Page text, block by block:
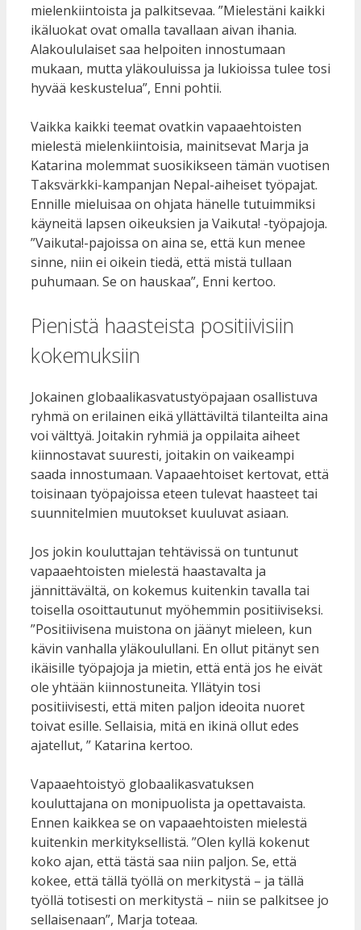
mielenkiintoista ja palkitsevaa. ”Mielestäni kaikki
ikäluokat ovat omalla tavallaan aivan ihania.
Alakoululaiset saa helpoiten innostumaan
mukaan, mutta yläkouluissa ja lukioissa tulee tosi
hyvää keskustelua”, Enni pohtii.
Vaikka kaikki teemat ovatkin vapaaehtoisten
mielestä mielenkiintoisia, mainitsevat Marja ja
Katarina molemmat suosikikseen tämän vuotisen
Taksvärkki-kampanjan Nepal-aiheiset työpajat.
Ennille mieluisaa on ohjata hänelle tutuimmiksi
käyneitä lapsen oikeuksien ja Vaikuta! -työpajoja.
”Vaikuta!-pajoissa on aina se, että kun menee
sinne, niin ei oikein tiedä, että mistä tullaan
puhumaan. Se on hauskaa”, Enni kertoo.
Pienistä haasteista positiivisiin
kokemuksiin
Jokainen globaalikasvatustyöpajaan osallistuva
ryhmä on erilainen eikä yllättäviltä tilanteilta aina
voi välttyä. Joitakin ryhmiä ja oppilaita aiheet
kiinnostavat suuresti, joitakin on vaikeampi
saada innostumaan. Vapaaehtoiset kertovat, että
toisinaan työpajoissa eteen tulevat haasteet tai
suunnitelmien muutokset kuuluvat asiaan.
Jos jokin kouluttajan tehtävissä on tuntunut
vapaaehtoisten mielestä haastavalta ja
jännittävältä, on kokemus kuitenkin tavalla tai
toisella osoittautunut myöhemmin positiiviseksi.
”Positiivisena muistona on jäänyt mieleen, kun
kävin vanhalla yläkoulullani. En ollut pitänyt sen
ikäisille työpajoja ja mietin, että entä jos he eivät
ole yhtään kiinnostuneita. Yllätyin tosi
positiivisesti, että miten paljon ideoita nuoret
toivat esille. Sellaisia, mitä en ikinä ollut edes
ajatellut, ” Katarina kertoo.
Vapaaehtoistyö globaalikasvatuksen
kouluttajana on monipuolista ja opettavaista.
Ennen kaikkea se on vapaaehtoisten mielestä
kuitenkin merkityksellistä. ”Olen kyllä kokenut
koko ajan, että tästä saa niin paljon. Se, että
kokee, että tällä työllä on merkitystä – ja tällä
työllä totisesti on merkitystä – niin se palkitsee jo
sellaisenaan”, Marja toteaa.